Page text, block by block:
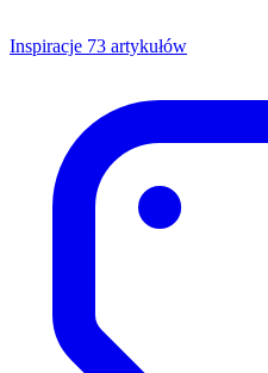
Inspiracje 73 artykułów